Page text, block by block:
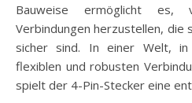
Bauweise ermöglicht es,
Verbindungen herzustellen, die
sicher sind. In einer Welt,
flexiblen und robusten
spielt der 4-Pin-Stecker eine